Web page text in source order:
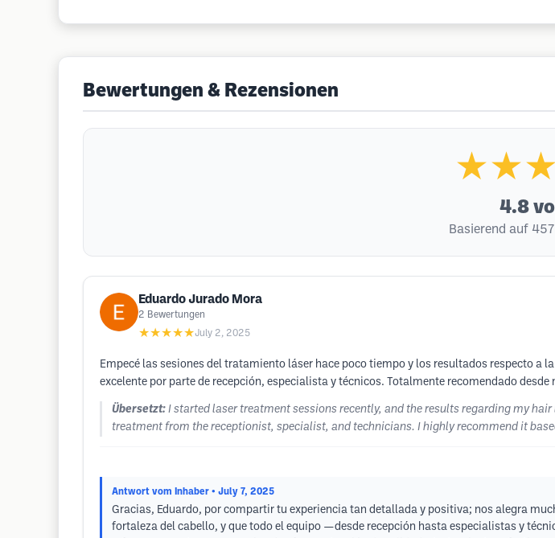
Bewertungen & Rezensionen
4.8
Basierend auf
Eduardo Jurado Mora
2 Bewertungen
★★★★★July 2, 2025
Empecé las sesiones del tratamiento láser hace poco tiempo y los resultados respecto
excelente por parte de recepción, especialista y técnicos. Totalmente recomendado
Übersetzt: I started laser treatment sessions recently, and the results regarding my
treatment from the receptionist, specialist, and technicians. I highly recommend it
Antwort vom Inhaber • July 7, 2025
Gracias, Eduardo, por compartir tu experiencia tan detallada y positiva; nos alegra
fortaleza del cabello, y que todo el equipo —desde recepción hasta especialistas y